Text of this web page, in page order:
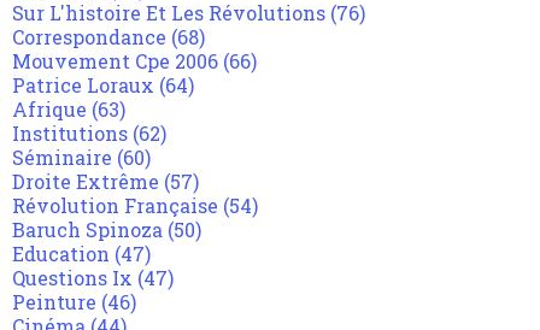
Sur L'histoire Et Les Révolutions (76)
Correspondance (68)
Mouvement Cpe 2006 (66)
Patrice Loraux (64)
Afrique (63)
Institutions (62)
Séminaire (60)
Droite Extrême (57)
Révolution Française (54)
Baruch Spinoza (50)
Education (47)
Questions Ix (47)
Peinture (46)